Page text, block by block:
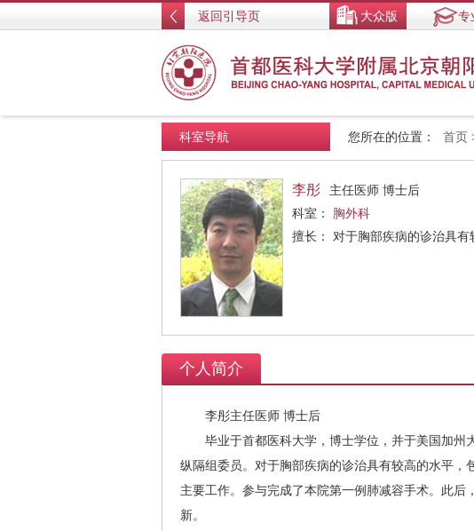
返回引导页 大众版 专
您所在的位置： 首页
科室导航
李彤
主任医师 博士后
科室： 胸外科
擅长： 对于胸部疾病的诊治具有
个人简介
李彤主任医师 博士后
毕业于首都医科大学，博士学位，并于美国加州
纵隔组委员。对于胸部疾病的诊治具有较高的水平
主要工作。参与完成了本院第一例肺减容手术。此
新。